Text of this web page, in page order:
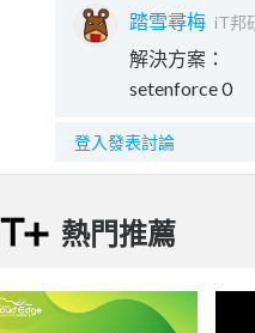
踏雪尋梅 iT邦
解決方案：
setenforce 0
登入發表討論
熱門推薦